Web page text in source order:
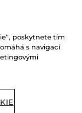
poskytnete tím
s navigací